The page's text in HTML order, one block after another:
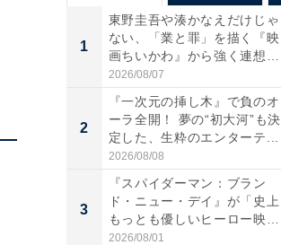
1
東野圭吾や湊かなえだけじゃ
ない、「業と罪」を描く『映
画ちいかわ』から強く連想し
た...
2026/08/07
2
『一次元の挿し木』で負のオ
ーラ全開！ 夢の“初大河”も決
定した、生粋のエンターテ...
2026/08/08
3
『スパイダーマン：ブラン
ド・ニュー・デイ』が「史上
もっとも優しいヒーロー映
画」に...
2026/08/01